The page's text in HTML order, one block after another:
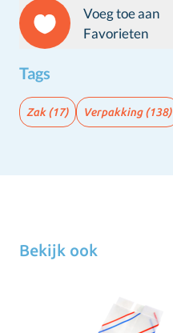
Voeg toe aan
Favorieten
Tags
Zak(17) Verpakking(138)
Bekijk ook